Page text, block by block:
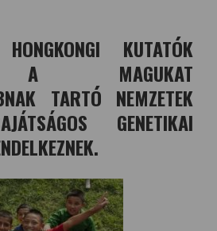
KUTATÓK
A MAGUKAT
TARTÓ NEMZETEK
GENETIKAI